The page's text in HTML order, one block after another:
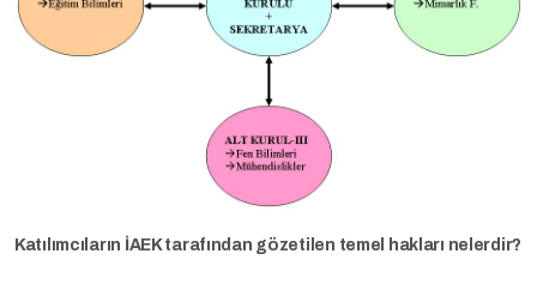
Katılımcıların İAEK tarafından gözetilen temel hakları nelerdir?